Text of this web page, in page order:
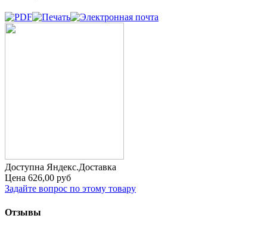
Доступна Яндекс.Доставка
Цена 626,00 руб
Задайте вопрос по этому товару
Отзывы